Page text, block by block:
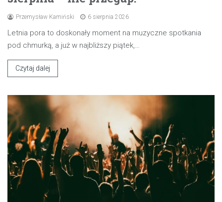
Przemysław Kamiński 6 sierpnia 2026
Letnia pora to doskonały moment na muzyczne spotkania
pod chmurką, a już w najbliższy piątek,…
Czytaj dalej